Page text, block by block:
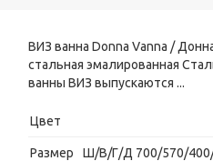
ВИЗ ванна Donna Vanna /
стальная эмалированная
ванны ВИЗ выпускаются ...
Цвет
Размер Ш/В/Г/Д 700/570/